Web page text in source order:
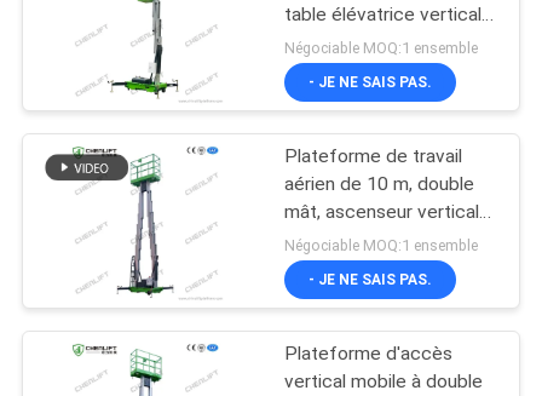
table élévatrice verticale
à mât unique
Négociable MOQ:1 ensemble
- JE NE SAIS PAS.
Plateforme de travail
aérien de 10 m, double
mât, ascenseur vertical
avec plateforme
d'extension
Négociable MOQ:1 ensemble
- JE NE SAIS PAS.
Plateforme d'accès
vertical mobile à double